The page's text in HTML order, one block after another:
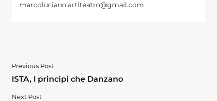
marcoluciano.artiteatro@gmail.com
Previous Post
ISTA, I principi che Danzano
Next Post